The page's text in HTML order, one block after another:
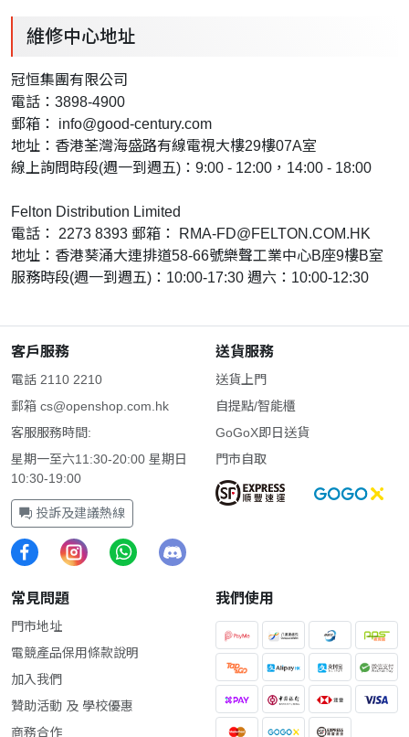
維修中心地址
冠恒集團有限公司
電話：3898-4900
郵箱： info@good-century.com
地址：香港荃灣海盛路有線電視大樓29樓07A室
線上詢問時段(週一到週五)：9:00 - 12:00，14:00 - 18:00
Felton Distribution Limited
電話： 2273 8393 郵箱：
RMA-FD@FELTON.COM.HK
地址：香港葵涌大連排道58-66號樂聲工業中心B座9樓B室
服務時段(週一到週五)：10:00-17:30 週六：10:00-12:30
客戶服務
電話 2110 2210
郵箱 cs@openshop.com.hk
客服服務時間:
星期一至六11:30-20:00 星期日
10:30-19:00
投訴及建議熱線
送貨服務
送貨上門
自提點/智能櫃
GoGoX即日送貨
門市自取
常見問題
門市地址
電競產品保用條款說明
加入我們
贊助活動 及 學校優惠
商務合作
我們使用